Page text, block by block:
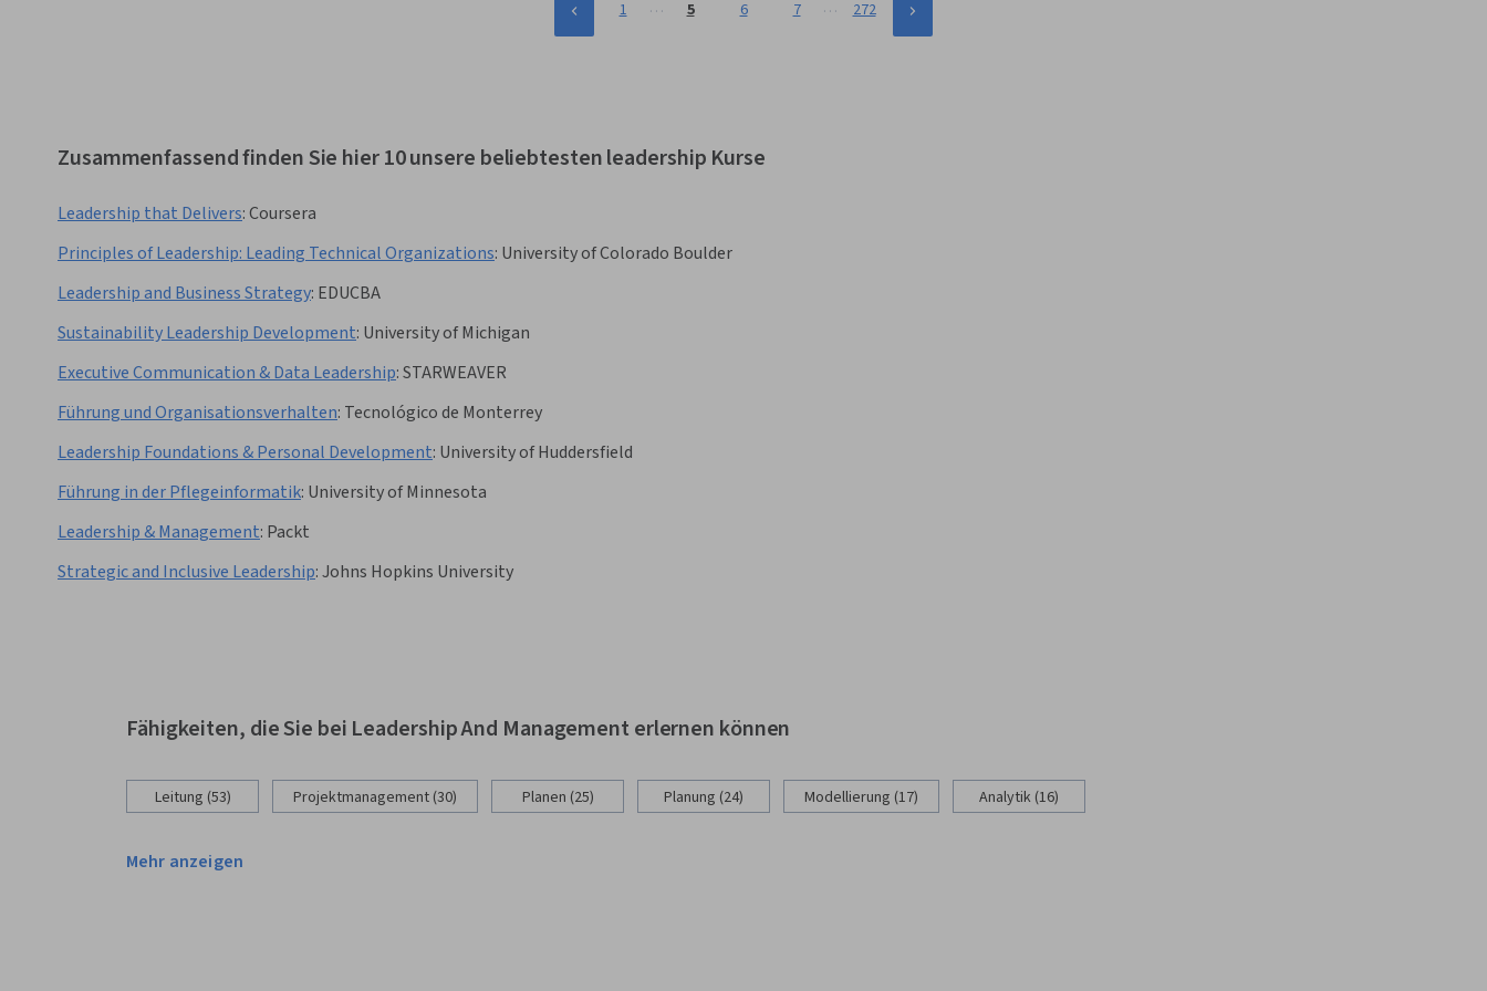
Continuous Improvement Process
1 … 5 6 7 … 272
Zusammenfassend finden Sie hier 10 unsere beliebtesten leadership Kurse
Leadership that Delivers:Coursera
Principles of Leadership: Leading Technical Organizations: University of Colorado Boulder
Leadership and Business Strategy: EDUCBA
Sustainability Leadership Development: University of Michigan
Executive Communication & Data Leadership:STARWEAVER
Führung und Organisationsverhalten: Tecnológico de Monterrey
Leadership Foundations & Personal Development: University of Huddersfield
Führung in der Pflegeinformatik: University of Minnesota
Leadership & Management: Packt
Strategic and Inclusive Leadership:Johns Hopkins University
Fähigkeiten, die Sie bei Leadership And Management erlernen können
Leitung (53) Projektmanagement (30) Planen (25) Planung (24) Modellierung (17) Analytik (16)
Mehr anzeigen